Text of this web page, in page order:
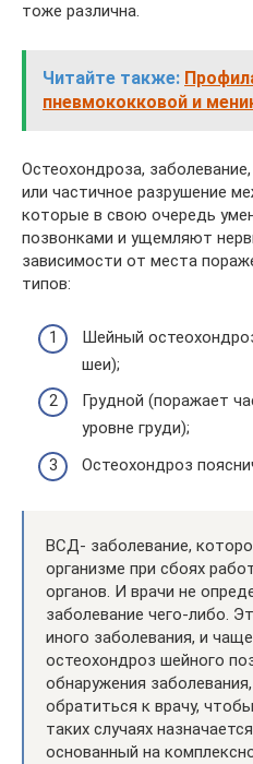
тоже различна.
Читайте также:
пневмококковой и
Остеохондроза,
или частичное разрушение
которые в свою очередь
позвонками и ущемляют
зависимости от места
типов:
Шейный
шеи);
Грудной (поражает
уровне груди);
Остеохондроз
ВСД- заболевание,
организме при сбоях
органов. И врачи не
заболевание чего-либо.
иного заболевания, и
остеохондроз шейного
обнаружения
обратиться к врачу,
таких случаях
основанный на